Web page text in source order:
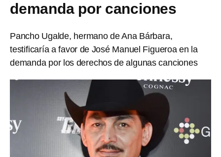
demanda por canciones
Pancho Ugalde, hermano de Ana Bárbara,
testificaría a favor de José Manuel Figueroa en la
demanda por los derechos de algunas canciones